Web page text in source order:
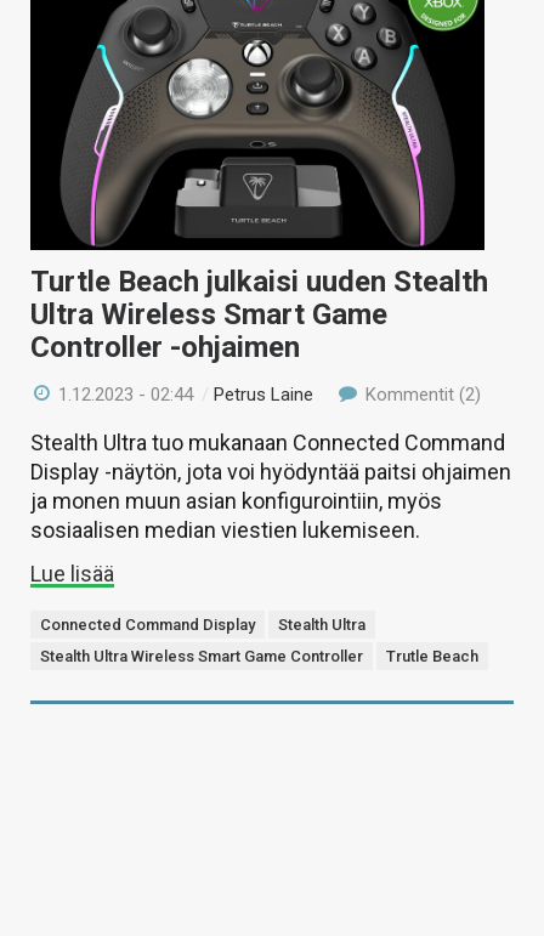
KAUPPA
VAIHDA TEEMA
HAKU
Turtle Beach julkaisi uuden Stealth
Ultra Wireless Smart Game
Controller -ohjaimen
1.12.2023 - 02:44 /Petrus Laine Kommentit (2)
Stealth Ultra tuo mukanaan Connected Command
Display -näytön, jota voi hyödyntää paitsi ohjaimen
ja monen muun asian konfigurointiin, myös
sosiaalisen median viestien lukemiseen.
Lue lisää
Connected Command Display
Stealth Ultra
Stealth Ultra Wireless Smart Game Controller
Trutle Beach